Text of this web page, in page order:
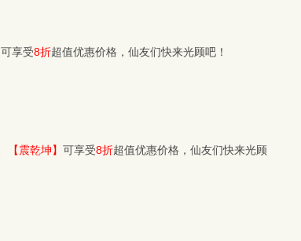
可享受8折超值优惠价格，仙友们快来光顾吧！
【震乾坤】 可享受8折超值优惠价格，仙友们快来光顾